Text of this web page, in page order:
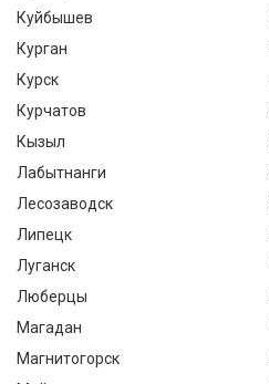
Куйбышев
Курган
Курск
Курчатов
Кызыл
Лабытнанги
Лесозаводск
Липецк
Луганск
Люберцы
Магадан
Магнитогорск